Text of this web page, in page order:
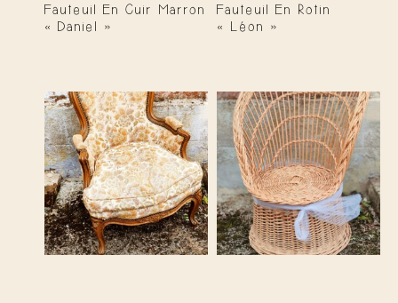
Fauteuil En Cuir Marron
« Daniel »
Fauteuil En Rotin
« Léon »